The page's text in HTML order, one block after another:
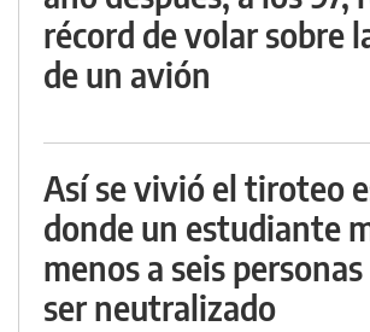
récord de volar sobre
de un avión
Así se vivió el tiroteo
donde un estudiante
menos a seis
ser neutralizado